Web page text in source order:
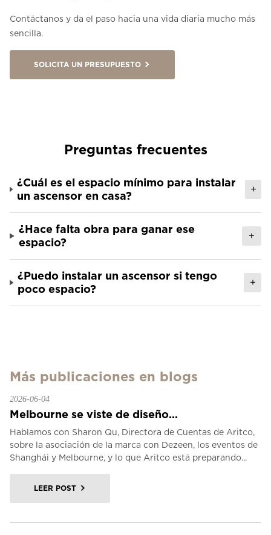
Contáctanos y da el paso hacia una vida diaria mucho más
sencilla.
SOLICITA UN PRESUPUESTO
Preguntas frecuentes
¿Cuál es el espacio mínimo para instalar
un ascensor en casa?
+
¿Hace falta obra para ganar ese
espacio?
+
¿Puedo instalar un ascensor si tengo
poco espacio?
+
Más publicaciones en blogs
2026-06-04
Melbourne se viste de diseño...
Hablamos con Sharon Qu, Directora de Cuentas de Aritco,
sobre la asociación de la marca con Dezeen, los eventos de
Shanghái y Melbourne, y lo que Aritco está preparando...
LEER POST